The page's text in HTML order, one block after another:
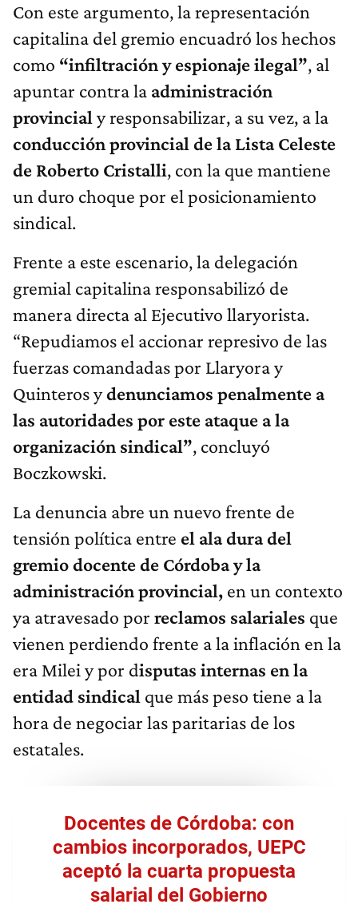
Con este argumento, la representación
capitalina del gremio encuadró los hechos
como “infiltración y espionaje ilegal”, al
apuntar contra la administración
provincial y responsabilizar, a su vez, a la
conducción provincial de la Lista Celeste
de Roberto Cristalli, con la que mantiene
un duro choque por el posicionamiento
sindical.
Frente a este escenario, la delegación
gremial capitalina responsabilizó de
manera directa al Ejecutivo llaryorista.
“Repudiamos el accionar represivo de las
fuerzas comandadas por Llaryora y
Quinteros ydenunciamos penalmente a
las autoridades por este ataque a la
organización sindical”, concluyó
Boczkowski.
La denuncia abre un nuevo frente de
tensión política entre el ala dura del
gremio docente de Córdoba y la
administración provincial, en un contexto
ya atravesado por reclamos salariales que
vienen perdiendo frente a la inflación en la
era Milei y por disputas internas en la
entidad sindical que más peso tiene a la
hora de negociar las paritarias de los
estatales.
Docentes de Córdoba: con
cambios incorporados, UEPC
aceptó la cuarta propuesta
salarial del Gobierno